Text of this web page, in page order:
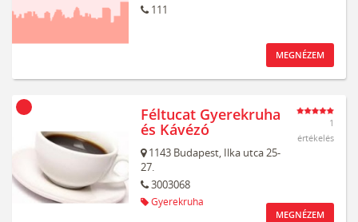
111
MEGNÉZEM
Féltucat Gyerekruha
és Kávézó
1143 Budapest, Ilka utca 25-
27.
3003068
Gyerekruha
1
értékelés
MEGNÉZEM